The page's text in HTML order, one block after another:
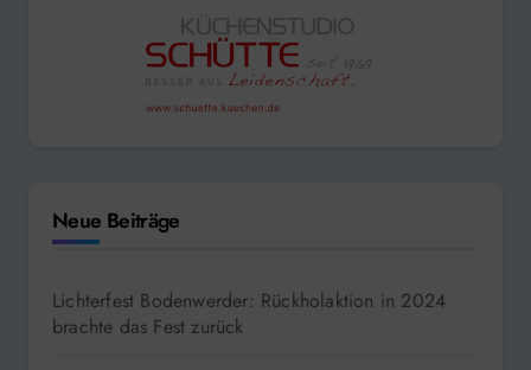
Neue Beiträge
Lichterfest Bodenwerder: Rückholaktion in 2024
brachte das Fest zurück